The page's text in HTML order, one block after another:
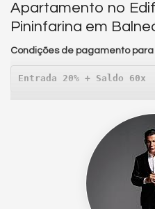
Apartamento no
Pininfarina em
Condições de pagamento
Entrada 20% + Saldo 60x
DESIGN, SOFISTICAÇÃO E
Edifício La Città by Pininfarina
eleva o conceito de morar
projeto exclusivo que une o
com a
, resultando em um